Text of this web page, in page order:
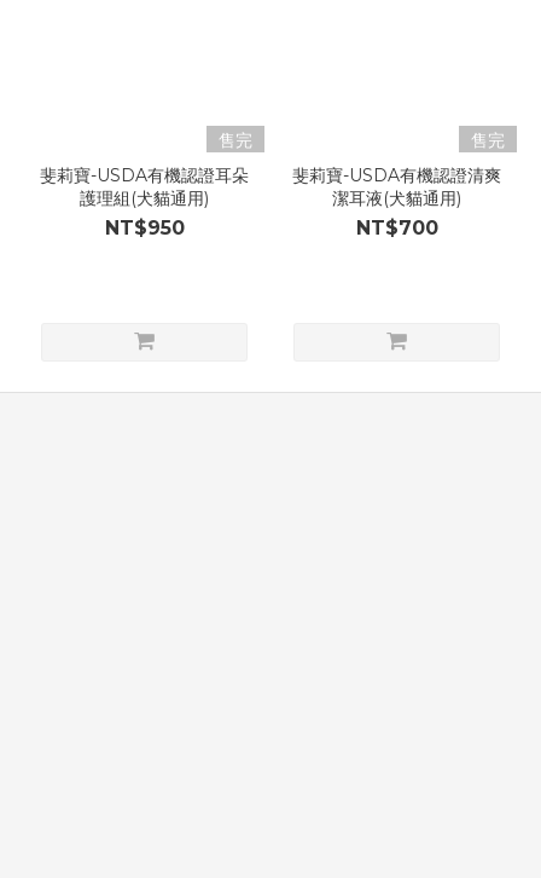
售完
斐莉寶-USDA有機認證耳朵
護理組(犬貓通用)
NT$950
售完
斐莉寶-USDA有機認證清爽
潔耳液(犬貓通用)
NT$700